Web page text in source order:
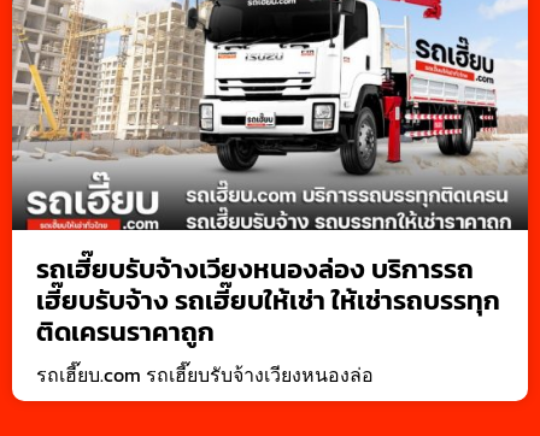
รถเฮี๊ยบรับจ้างเวียงหนองล่อง บริการรถ
เฮี๊ยบรับจ้าง รถเฮี๊ยบให้เช่า ให้เช่ารถบรรทุก
ติดเครนราคาถูก
รถเฮี๊ยบ.com รถเฮี๊ยบรับจ้างเวียงหนองล่อ